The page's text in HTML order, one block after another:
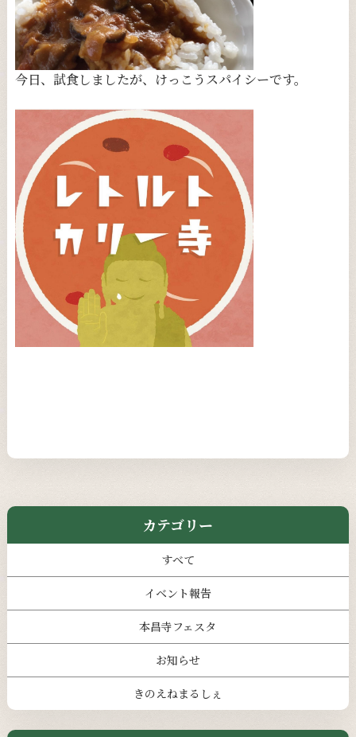
カテゴリー
すべて
イベント報告
本昌寺フェスタ
お知らせ
きのえねまるしぇ
今日、試食しましたが、けっこうスパイシーです。